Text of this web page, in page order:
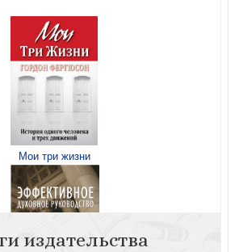
Мои три жизни
издательства